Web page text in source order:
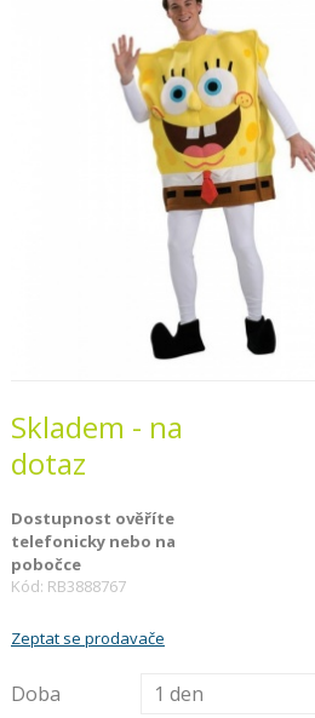
Skladem - na
dotaz
Dostupnost ověříte
telefonicky nebo na
pobočce
Kód: RB3888767
Zeptat se prodavače
Doba